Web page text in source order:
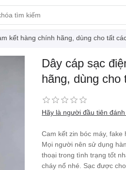
kết hàng chính hãng, dùng cho tất
Dây cáp sạc
hãng, dùng cho
Hãy là người đầu tiên
Cam kết zin bóc máy, fake
Mọi người nên sử dụng
thoại trong tình trạng tốt
cháy nổ nhé. Sạc được